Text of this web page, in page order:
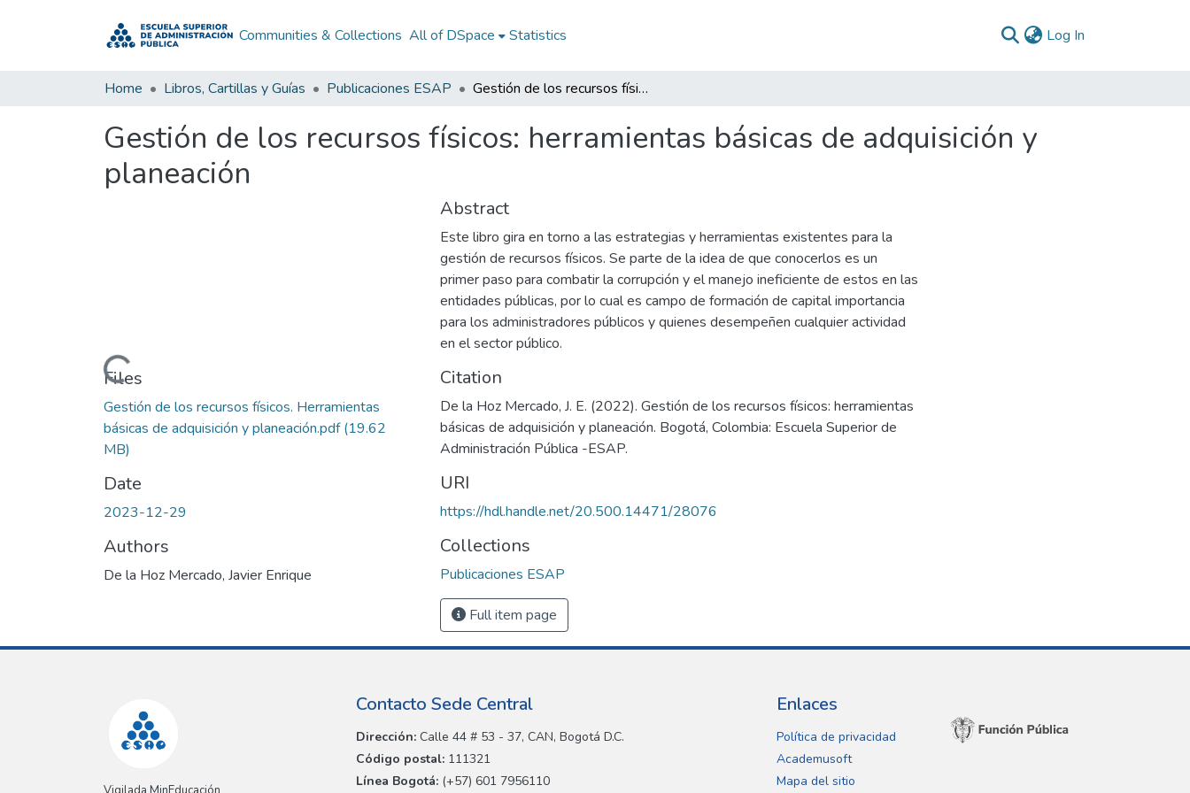
Communities & Collections All of DSpace Statistics Log In
Home Libros, Cartillas y Guías Publicaciones ESAP Gestión de los recursos físicos: herramientas básicas de adquisición y planeación
Gestión de los recursos físicos: herramientas básicas de adquisición y
planeación
Loading...
Files
Gestión de los recursos físicos. Herramientas
básicas de adquisición y planeación.pdf(19.62
MB)
Date
2023-12-29
Authors
De la Hoz Mercado, Javier Enrique
Abstract
Este libro gira en torno a las estrategias y herramientas existentes para la
gestión de recursos físicos. Se parte de la idea de que conocerlos es un
primer paso para combatir la corrupción y el manejo ineficiente de estos en las
entidades públicas, por lo cual es campo de formación de capital importancia
para los administradores públicos y quienes desempeñen cualquier actividad
en el sector público.
Citation
De la Hoz Mercado, J. E. (2022). Gestión de los recursos físicos: herramientas
básicas de adquisición y planeación. Bogotá, Colombia: Escuela Superior de
Administración Pública -ESAP.
URI
https://hdl.handle.net/20.500.14471/28076
Collections
Publicaciones ESAP
Full item page
Contacto Sede Central
Dirección: Calle 44 # 53 - 37, CAN, Bogotá D.C.
Código postal: 111321
Línea Bogotá: (+57) 601 7956110
Enlaces
Política de privacidad
Academusoft
Mapa del sitio